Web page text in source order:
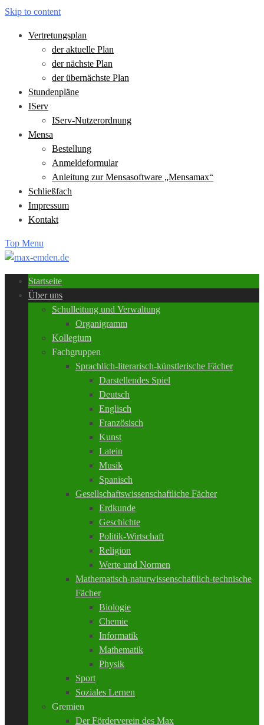
Skip to content
Vertretungsplan
der aktuelle Plan
der nächste Plan
der übernächste Plan
Stundenpläne
IServ
IServ-Nutzerordnung
Mensa
Bestellung
Anmeldeformular
Anleitung zur Mensasoftware „Mensamax“
Schließfach
Impressum
Kontakt
Top Menu
Startseite
Über uns
Schulleitung und Verwaltung
Organigramm
Kollegium
Fachgruppen
Sprachlich-literarisch-künstlerische Fächer
Darstellendes Spiel
Deutsch
Englisch
Französisch
Kunst
Latein
Musik
Spanisch
Gesellschaftswissenschaftliche Fächer
Erdkunde
Geschichte
Politik-Wirtschaft
Religion
Werte und Normen
Mathematisch-naturwissenschaftlich-technische
Fächer
Biologie
Chemie
Informatik
Mathematik
Physik
Sport
Soziales Lernen
Gremien
Der Förderverein des Max